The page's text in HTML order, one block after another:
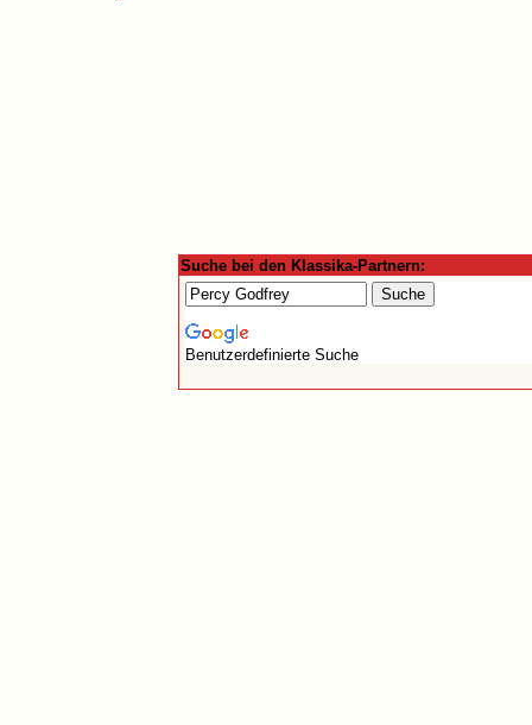
Suche bei den Klassika-Partnern:
Benutzerdefinierte Suche